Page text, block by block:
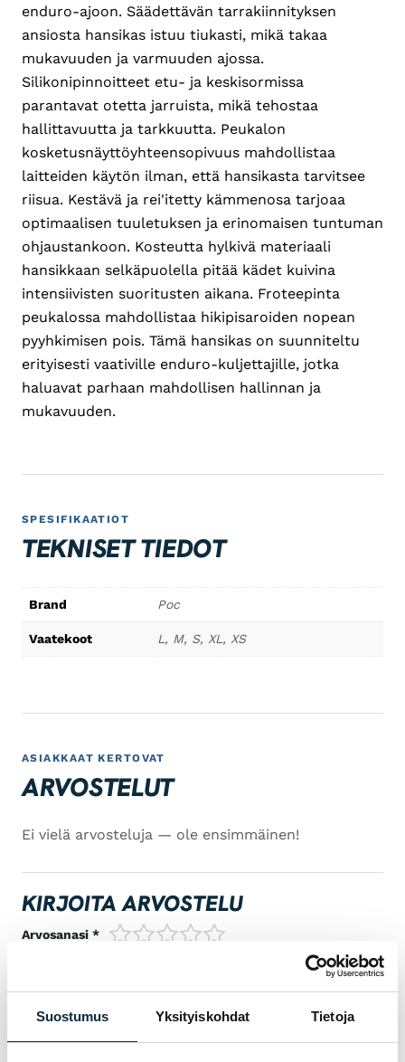
Suostumus Yksityiskohdat Tietoja
enduro-ajoon. Säädettävän tarrakiinnityksen
ansiosta hansikas istuu tiukasti, mikä takaa
mukavuuden ja varmuuden ajossa.
Silikonipinnoitteet etu- ja keskisormissa
parantavat otetta jarruista, mikä tehostaa
hallittavuutta ja tarkkuutta. Peukalon
kosketusnäyttöyhteensopivuus mahdollistaa
laitteiden käytön ilman, että hansikasta tarvitsee
riisua. Kestävä ja rei'itetty kämmenosa tarjoaa
optimaalisen tuuletuksen ja erinomaisen tuntuman
ohjaustankoon. Kosteutta hylkivä materiaali
hansikkaan selkäpuolella pitää kädet kuivina
intensiivisten suoritusten aikana. Froteepinta
peukalossa mahdollistaa hikipisaroiden nopean
pyyhkimisen pois. Tämä hansikas on suunniteltu
erityisesti vaativille enduro-kuljettajille, jotka
haluavat parhaan mahdollisen hallinnan ja
mukavuuden.
SPESIFIKAATIOT
TEKNISET TIEDOT
Brand Poc
Vaatekoot L, M, S, XL, XS
ASIAKKAAT KERTOVAT
ARVOSTELUT
Ei vielä arvosteluja — ole ensimmäinen!
KIRJOITA ARVOSTELU
Arvosanasi * 1/5 2/53/54/5